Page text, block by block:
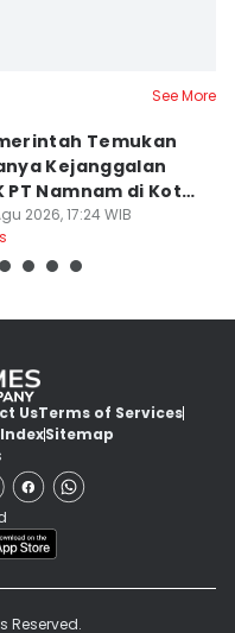
See More
Temukan
Kejanggalan
PT Namnam di Kota
2026, 17:24 WIB
UsTerms of Services
IndexSitemap
Reserved.